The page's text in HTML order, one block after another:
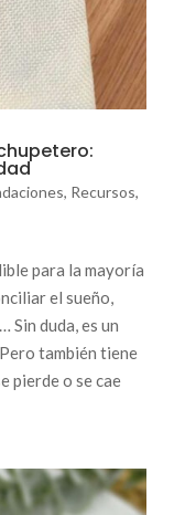
, Recursos,
para la mayoría
el sueño,
Sin duda, es un
también tiene
pierde o se cae